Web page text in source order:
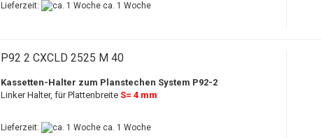
Lieferzeit: ca. 1 Woche
P92 2 CXCLD 2525 M 40
Kassetten-Halter zum Planstechen System P92-2
Linker Halter, für Plattenbreite S= 4 mm
Lieferzeit: ca. 1 Woche